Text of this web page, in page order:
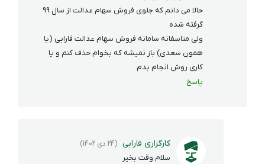
حالا می دانم که جلوی فروش سهام عدالت از سال 99
گرفته شده
ولی متاسفانه سامانه فروش سهام عدالت فارابی (یا
همون سعدی) باز نمیشه که بخوام حذف کنم و یا
کاری روش انجام بدم
پاسخ
کارگزاری فارابی (24 دی 1402)
سلام وقت بخیر